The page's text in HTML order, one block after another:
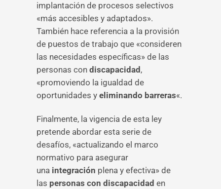
implantación de procesos selectivos
«más accesibles y adaptados».
También hace referencia a la provisión
de puestos de trabajo que «consideren
las necesidades específicas» de las
personas con discapacidad ,
«promoviendo la igualdad de
oportunidades y eliminando barreras«.
Finalmente, la vigencia de esta ley
pretende abordar esta serie de
desafíos, «actualizando el marco
normativo para asegurar
una integración plena y efectiva» de
las personas con discapacidad en